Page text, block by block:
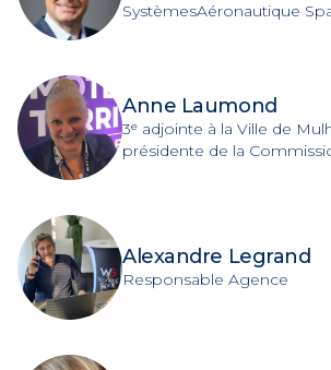
SystèmesAéronautique
Anne Laumond
3ᵉ adjointe à la Ville de
présidente de la
Alexandre Legrand
Responsable Agence